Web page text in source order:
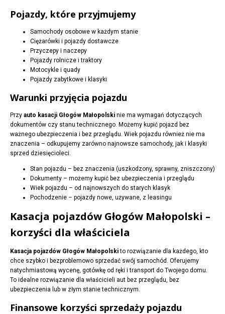
Pojazdy, które przyjmujemy
Samochody osobowe w każdym stanie
Ciężarówki i pojazdy dostawcze
Przyczepy i naczepy
Pojazdy rolnicze i traktory
Motocykle i quady
Pojazdy zabytkowe i klasyki
Warunki przyjęcia pojazdu
Przy auto kasacji Głogów Małopolski nie ma wymagań dotyczących
dokumentów czy stanu technicznego. Możemy kupić pojazd bez
ważnego ubezpieczenia i bez przeglądu. Wiek pojazdu również nie ma
znaczenia – odkupujemy zarówno najnowsze samochody, jak i klasyki
sprzed dziesięcioleci.
Stan pojazdu – bez znaczenia (uszkodzony, sprawny, zniszczony)
Dokumenty – możemy kupić bez ubezpieczenia i przeglądu
Wiek pojazdu – od najnowszych do starych klasyk
Pochodzenie – pojazdy nowe, używane, z leasingu
Kasacja pojazdów Głogów Małopolski –
korzyści dla właściciela
Kasacja pojazdów Głogów Małopolskito rozwiązanie dla każdego, kto
chce szybko i bezproblemowo sprzedać swój samochód. Oferujemy
natychmiastową wycenę, gotówkę od ręki i transport do Twojego domu.
To idealne rozwiązanie dla właścicieli aut bez przeglądu, bez
ubezpieczenia lub w złym stanie technicznym.
Finansowe korzyści sprzedaży pojazdu